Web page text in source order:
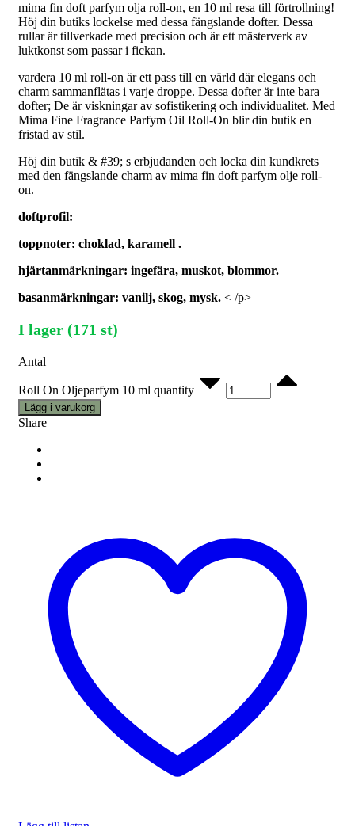
mima fin doft parfym olja roll-on, en 10 ml resa till förtrollning!
Höj din butiks lockelse med dessa fängslande dofter. Dessa
rullar är tillverkade med precision och är ett mästerverk av
luktkonst som passar i fickan.
vardera 10 ml roll-on är ett pass till en värld där elegans och
charm sammanflätas i varje droppe. Dessa dofter är inte bara
dofter; De är viskningar av sofistikering och individualitet. Med
Mima Fine Fragrance Parfym Oil Roll-On blir din butik en
fristad av stil.
Höj din butik & #39; s erbjudanden och locka din kundkrets
med den fängslande charm av mima fin doft parfym olje roll-
on.
doftprofil:
toppnoter: choklad, karamell .
hjärtanmärkningar: ingefära, muskot, blommor.
basanmärkningar: vanilj, skog, mysk. < /p>
I lager (171 st)
Antal
Roll On Oljeparfym 10 ml quantity
Lägg i varukorg
Share